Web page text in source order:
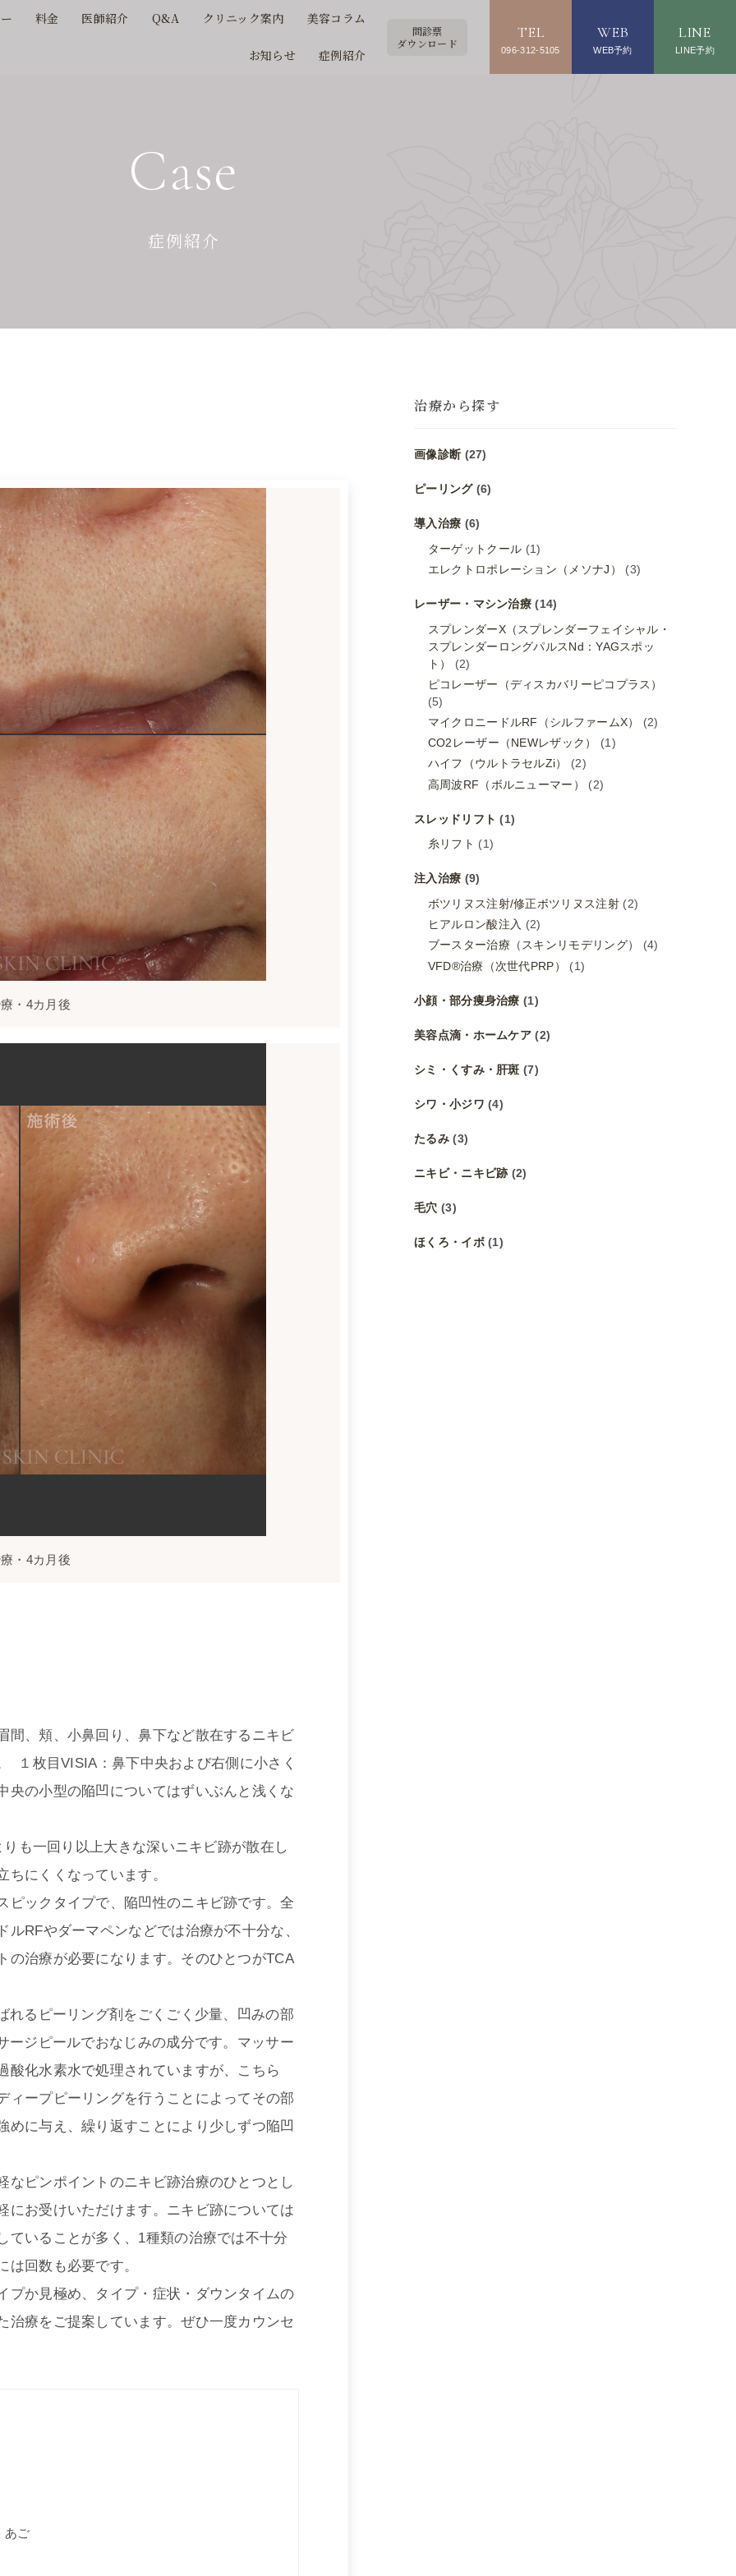
料金 医師紹介 Q&A クリニック案内 美容コラム
お知らせ 症例紹介
問診票
ダウンロード
TEL
096-312-5105
WEB
WEB予約
LINE
LINE予約
Case
症例紹介
・4カ月後
・4カ月後
間、頬、小鼻回り、鼻下など散在するニキビ
１枚目VISIA：鼻下中央および右側に小さく
央の小型の陥凹についてはずいぶんと浅くな
も一回り以上大きな深いニキビ跡が散在し
にくくなっています。
ピックタイプで、陥凹性のニキビ跡です。全
RFやダーマペンなどでは治療が不十分な、
の治療が必要になります。そのひとつがTCA
れるピーリング剤をごくごく少量、凹みの部
ージピールでおなじみの成分です。マッサー
酸化水素水で処理されていますが、こちら
ィープピーリングを行うことによってその部
に与え、繰り返すことにより少しずつ陥凹
なピンポイントのニキビ跡治療のひとつとし
にお受けいただけます。ニキビ跡については
ていることが多く、1種類の治療では不十分
回数も必要です。
プか見極め、タイプ・症状・ダウンタイムの
治療をご提案しています。ぜひ一度カウンセ
あご
治療から探す
画像診断 (27)
ピーリング(6)
導入治療 (6)
ターゲットクール (1)
エレクトロポレーション（メソナJ）
(3)
レーザー・マシン治療 (14)
スプレンダーX（スプレンダーフェイシャル・
スプレンダーロングパルスNd：YAGスポッ
ト）
(2)
ピコレーザー（ディスカバリーピコプラス）
(5)
マイクロニードルRF（シルファームX）
(2)
CO2レーザー（NEWレザック）
(1)
ハイフ（ウルトラセルZi）
(2)
高周波RF（ボルニューマー）
(2)
スレッドリフト (1)
糸リフト (1)
注入治療 (9)
ボツリヌス注射/修正ボツリヌス注射(2)
ヒアルロン酸注入 (2)
ブースター治療（スキンリモデリング）
(4)
VFD®治療（次世代PRP）
(1)
小顔・部分痩身治療 (1)
美容点滴・ホームケア (2)
シミ・くすみ・肝斑 (7)
シワ・小ジワ (4)
たるみ(3)
ニキビ・ニキビ跡 (2)
毛穴 (3)
ほくろ・イボ(1)